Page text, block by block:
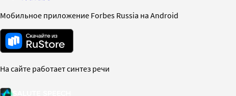
Мобильное приложение Forbes Russia на Android
На сайте работает синтез речи